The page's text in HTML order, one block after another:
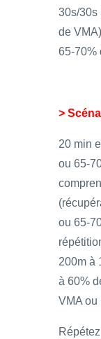
30s/30s
de
65-70%
>
20 min
ou 65-
ou 65-
200m à
à 60%
VMA ou